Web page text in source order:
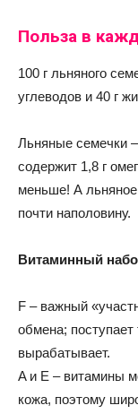
Польза в
100 г льняного
углеводов и 40 г
Льняные семечки
содержит 1,8 г
меньше! А
почти наполовину.
Витаминный
F – важный
обмена; поступает
вырабатывает.
A и E – витамины
кожа, поэтому